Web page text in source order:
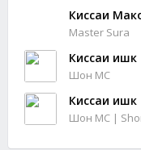
Киссаи
Master Sura
Киссаи ишк
Шон МС
Киссаи
Шон МС |